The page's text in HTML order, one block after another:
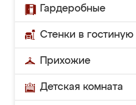
Гардеробные
Стенки в гостиную
Прихожие
Детская комната